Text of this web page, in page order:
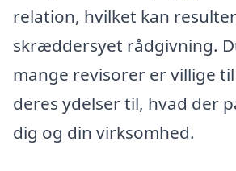
relation, hvilket kan
skræddersyet rådgivning.
mange revisorer er villige
deres ydelser til, hvad der
dig og din virksomhed.